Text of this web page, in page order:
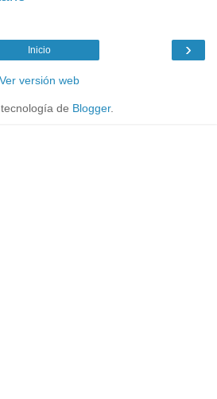
›
Inicio
Ver versión web
de Blogger.